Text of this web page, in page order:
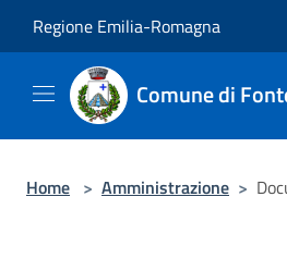
Regione Emilia-Romagna
Comune di
Home > Amministrazione >